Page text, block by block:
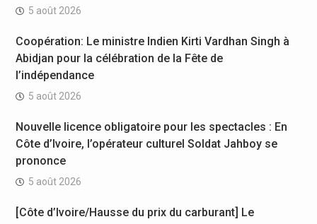
5 août 2026
Coopération: Le ministre Indien Kirti Vardhan Singh à
Abidjan pour la célébration de la Fête de
l’indépendance
5 août 2026
Nouvelle licence obligatoire pour les spectacles : En
Côte d’Ivoire, l’opérateur culturel Soldat Jahboy se
prononce
5 août 2026
[Côte d’Ivoire/Hausse du prix du carburant] Le